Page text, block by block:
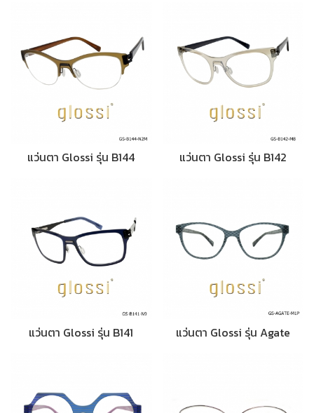
แว่นตา Glossi รุ่น B144 แว่นตา Glossi รุ่น B142
แว่นตา Glossi รุ่น B141 แว่นตา Glossi รุ่น Agate